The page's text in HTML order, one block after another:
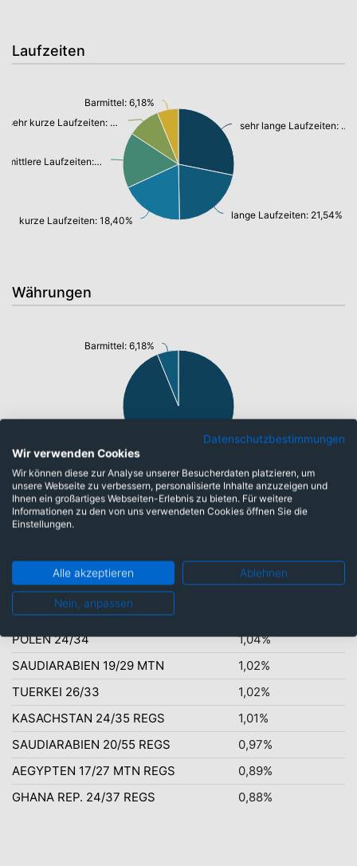
Laufzeiten
sehr lange Laufzeiten: 28,17%
lange Laufzeiten: 21,54%
kurze Laufzeiten: 18,40%
mittlere Laufzeiten: 16,14%
sehr kurze Laufzeiten: 9,57%
Barmittel: 6,18%
Währungen
Euro: 93,82%
Barmittel: 6,18%
Top-Ten Titel
ARGENTINIEN 20/35
1,67%
ERSTE ALPHA 2 T
1,48%
OMAN 18/28 REGS
POLEN 24/34
1,04%
SAUDIARABIEN 19/29 MTN
1,02%
TUERKEI 26/33
1,02%
KASACHSTAN 24/35 REGS
1,01%
SAUDIARABIEN 20/55 REGS
0,97%
AEGYPTEN 17/27 MTN REGS
0,89%
GHANA REP. 24/37 REGS
0,88%
Datenschutzbestimmungen
Wir verwenden Cookies
Wir können diese zur Analyse unserer Besucherdaten platzieren, um
unsere Webseite zu verbessern, personalisierte Inhalte anzuzeigen und
Ihnen ein großartiges Webseiten-Erlebnis zu bieten. Für weitere
Informationen zu den von uns verwendeten Cookies öffnen Sie die
Einstellungen.
Alle akzeptieren Ablehnen
Nein, anpassen